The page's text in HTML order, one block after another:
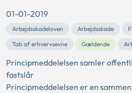
01-01-2019
Arbejdsskadeloven Arbejdsskade
Tab af erhvervsevne
Gældende
Principmeddelelsen samler
fastslår
Principmeddelelsen er en